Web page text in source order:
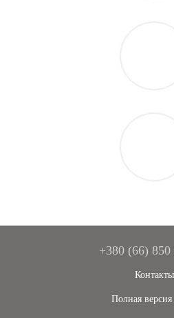
+380 (66) 850
Контакты
Полная версия